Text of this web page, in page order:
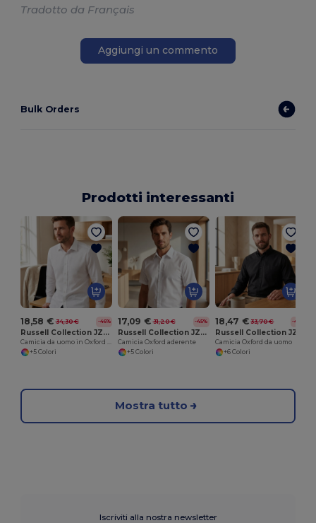
Tradotto da Français
Aggiungi un commento
Bulk Orders
Prodotti interessanti
18,58 € 34,30 € -46%
Russell Collection JZ922
+5 Colori
17,09 € 31,20 € -45%
Russell Collection JZ923
Camicia Oxford aderente
+5 Colori
18,47 € 33,70 € -45%
Camicia Oxford da uomo
+6 Colori
Mostra tutto
Iscriviti alla nostra newsletter